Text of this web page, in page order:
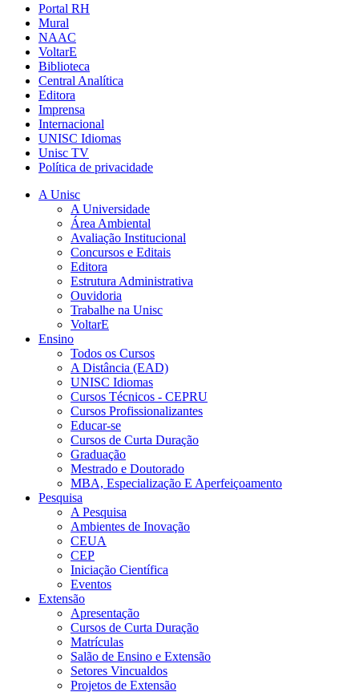
Portal RH
Mural
NAAC
VoltarE
Biblioteca
Central Analítica
Editora
Imprensa
Internacional
UNISC Idiomas
Unisc TV
Política de privacidade
A Unisc
A Universidade
Área Ambiental
Avaliação Institucional
Concursos e Editais
Editora
Estrutura Administrativa
Ouvidoria
Trabalhe na Unisc
VoltarE
Ensino
Todos os Cursos
A Distância (EAD)
UNISC Idiomas
Cursos Técnicos - CEPRU
Cursos Profissionalizantes
Educar-se
Cursos de Curta Duração
Graduação
Mestrado e Doutorado
MBA, Especialização E Aperfeiçoamento
Pesquisa
A Pesquisa
Ambientes de Inovação
CEUA
CEP
Iniciação Científica
Eventos
Extensão
Apresentação
Cursos de Curta Duração
Matrículas
Salão de Ensino e Extensão
Setores Vincualdos
Projetos de Extensão